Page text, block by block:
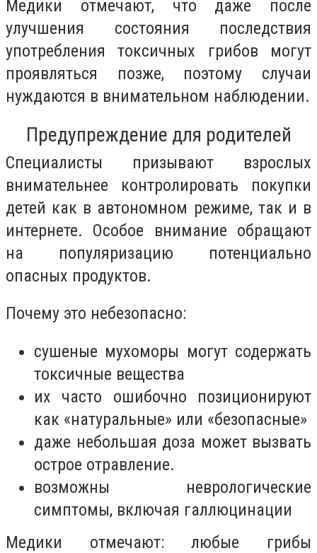
Медики отмечают, что даже после
улучшения состояния последствия
употребления токсичных грибов могут
проявляться позже, поэтому случаи
нуждаются в внимательном наблюдении.
Предупреждение для родителей
Специалисты призывают взрослых
внимательнее контролировать покупки
детей как в автономном режиме, так и в
интернете. Особое внимание обращают
на популяризацию потенциально
опасных продуктов.
Почему это небезопасно:
сушеные мухоморы могут содержать
токсичные вещества
их часто ошибочно позиционируют
как «натуральные» или «безопасные»
даже небольшая доза может вызвать
острое отравление.
возможны неврологические
симптомы, включая галлюцинации
Медики отмечают: любые грибы